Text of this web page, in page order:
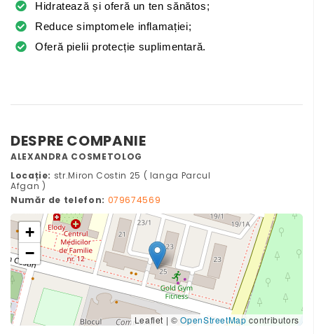
Hidratează și oferă un ten sănătos;
Reduce simptomele inflamației;
Oferă pielii protecție suplimentară.
DESPRE COMPANIE
ALEXANDRA COSMETOLOG
Locație: str.Miron Costin 25 ( langa Parcul
Afgan )
Număr de telefon: 079674569
+
−
Leaflet | ©OpenStreetMap contributors